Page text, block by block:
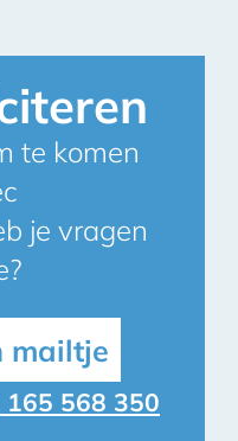
te komen
je vragen
mailtje
165 568 350